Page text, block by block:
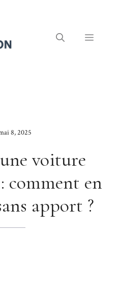
Menu
8, 2025
voiture
comment en
apport ?